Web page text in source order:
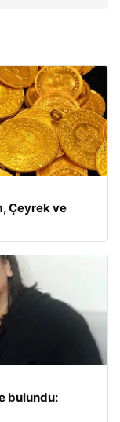
Çeyrek ve
bulundu: